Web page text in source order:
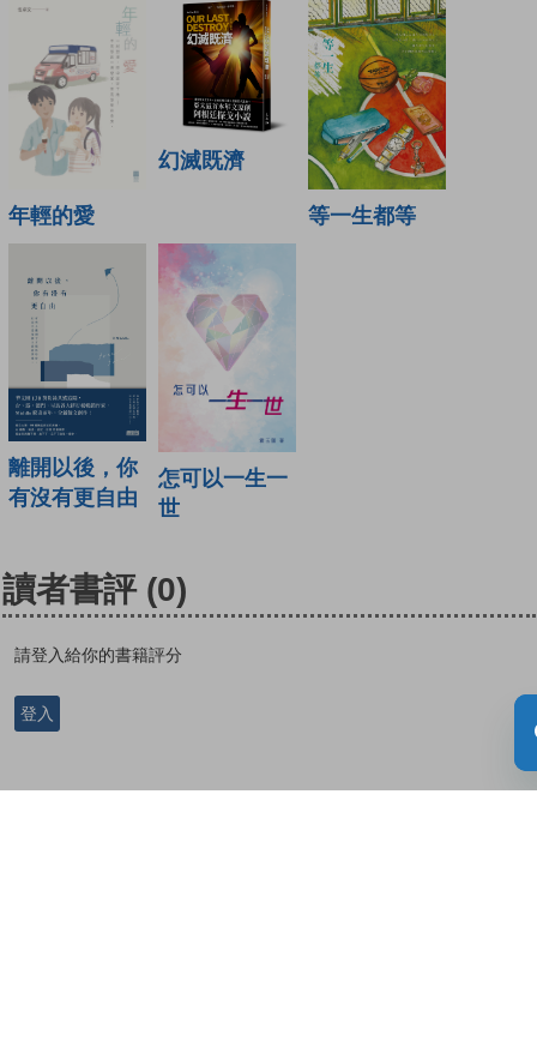
年輕的愛
幻滅既濟
等一生都等
離開以後，你
有沒有更自由
怎可以一生一
世
讀者書評 (0)
請登入給你的書籍評分
登入